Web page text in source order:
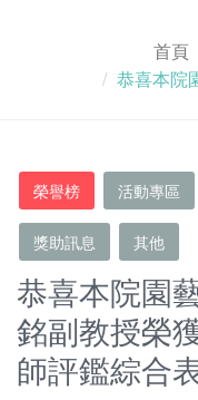
首頁
恭喜本院
榮譽榜 活動專區
獎助訊息 其他
恭喜本院園
銘副教授榮
師評鑑綜合